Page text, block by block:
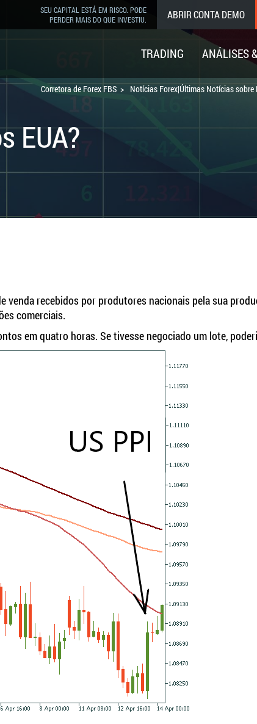
SEU CAPITAL ESTÁ EM RISCO. PODE
PERDER MAIS DO QUE INVESTIU.
ABRIR CONTA DEMO
TRADING ANÁLISES
Corretora de Forex FBS Notícias Forex|Últimas Notícias sobre
EUA?
recebidos por produtores nacionais pela sua
comerciais.
em quatro horas. Se tivesse negociado um lote,